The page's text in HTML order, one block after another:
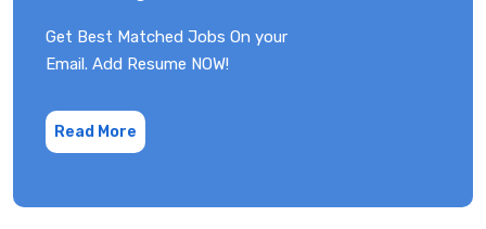
Get Best Matched Jobs On your
Email. Add Resume NOW!
Read More